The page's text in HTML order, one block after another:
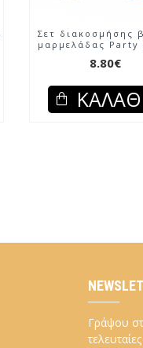
Σετ διακοσμήσης
μαρμελάδας Party
8.80€
Γράψου